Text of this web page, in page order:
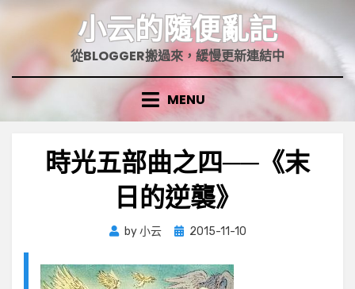
小云的隨便亂記
從BLOGGER搬過來，緩慢更新連結中
MENU
時光五部曲之四──《末
日的逆襲》
by小云
Posted
2015-11-10